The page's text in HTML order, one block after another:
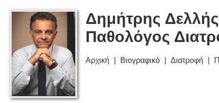
Δημήτρης
Παθολόγος
Αρχική Βιογραφικό Διατροφή